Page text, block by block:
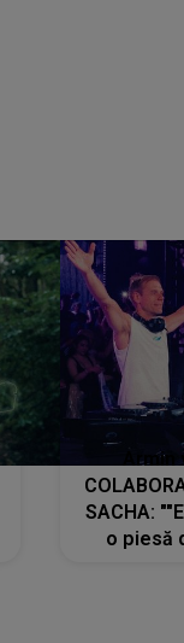
SACHA:
o piesă